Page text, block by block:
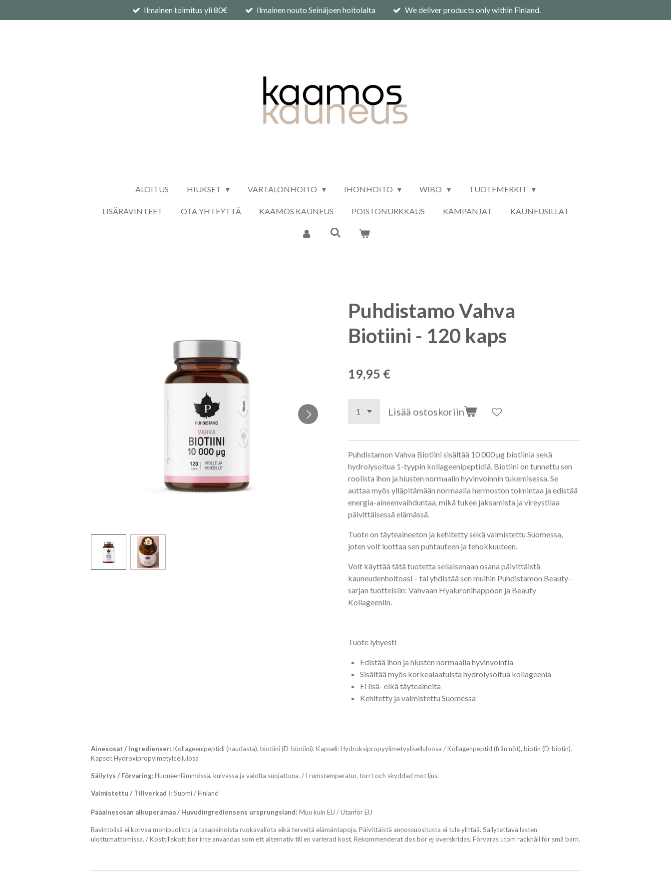
pääsisältöön
Ilmainen toimitus yli 80€ Ilmainen nouto Seinäjoen hoitolalta We deliver products only within Finland.
ALOITUS HIUKSET VARTALONHOITO IHONHOITO WIBO TUOTEMERKIT
LISÄRAVINTEET OTA YHTEYTTÄ KAAMOS KAUNEUS POISTONURKKAUS KAMPANJAT KAUNEUSILLAT
Puhdistamo Vahva
Biotiini - 120 kaps
19,95 €
Lisää ostoskoriin
Puhdistamon Vahva Biotiini sisältää 10 000 µg biotiinia sekä
hydrolysoitua 1-tyypin kollageenipeptidiä. Biotiini on tunnettu sen
roolista ihon ja hiusten normaalin hyvinvoinnin tukemisessa. Se
auttaa myös ylläpitämään normaalia hermoston toimintaa ja edistää
energia-aineenvaihduntaa, mikä tukee jaksamista ja vireystilaa
päivittäisessä elämässä.
Tuote on täyteaineeton ja kehitetty sekä valmistettu Suomessa,
joten voit luottaa sen puhtauteen ja tehokkuuteen.
Voit käyttää tätä tuotetta sellaisenaan osana päivittäistä
kauneudenhoitoasi – tai yhdistää sen muihin Puhdistamon Beauty-
sarjan tuotteisiin: Vahvaan Hyaluronihappoon ja Beauty
Kollageeniin.
Tuote lyhyesti
Edistää ihon ja hiusten normaalia hyvinvointia
Sisältää myös korkealaatuista hydrolysoitua kollageenia
Ei lisä- eikä täyteaineita
Kehitetty ja valmistettu Suomessa
Ainesosat / Ingredienser: Kollageenipeptidi (naudasta), biotiini (D-biotiini). Kapseli: Hydroksipropyylimetyyliselluloosa / Kollagenpeptid (från nöt), biotin (D-biotin).
Kapsel: Hydroxipropylmetylcellulosa
Säilytys / Förvaring: Huoneenlämmössä, kuivassa ja valolta suojattuna. / I rumstemperatur, torrt och skyddad mot ljus.
Valmistettu / Tillverkad i: Suomi / Finland
Pääainesosan alkuperämaa/ Huvudingrediensens ursprungsland: Muu kuin EU / Utanför EU
Ravintolisä ei korvaa monipuolista ja tasapainoista ruokavaliota eikä terveitä elämäntapoja. Päivittäistä annossuositusta ei tule ylittää. Säilytettävä lasten
ulottumattomissa. / Kosttillskott bör inte användas som ett alternativ till en varierad kost. Rekommenderat dos bör ej överskridas. Förvaras utom räckhåll för små barn.